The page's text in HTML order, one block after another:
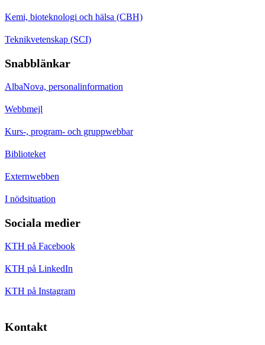
Kemi, bioteknologi och hälsa (CBH)
Teknikvetenskap (SCI)
Snabblänkar
AlbaNova, personalinformation
Webbmejl
Kurs-, program- och gruppwebbar
Biblioteket
Externwebben
I nödsituation
Sociala medier
KTH på Facebook
KTH på LinkedIn
KTH på Instagram
Kontakt